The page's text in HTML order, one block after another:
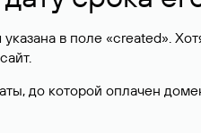
в поле «created».
до которой оплачен